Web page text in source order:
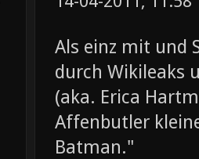
Als einz mit und
durch Wikileaks
(aka. Erica
Affenbutler
Batman."